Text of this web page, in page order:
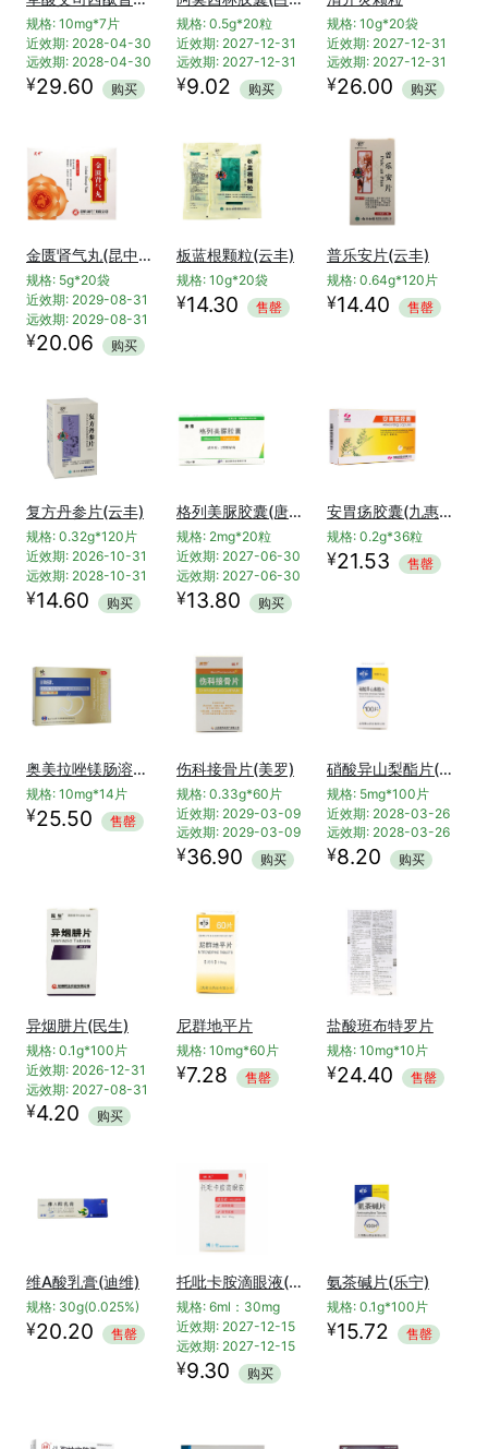
规格: 10mg*7片
近效期: 2028-04-30
远效期: 2028-04-30
¥29.60 购买
规格: 0.5g*20粒
近效期: 2027-12-31
远效期: 2027-12-31
¥9.02 购买
规格: 10g*20袋
近效期: 2027-12-31
远效期: 2027-12-31
¥26.00 购买
金匮肾气丸(昆中药)
规格: 5g*20袋
近效期: 2029-08-31
远效期: 2029-08-31
¥20.06 购买
板蓝根颗粒(云丰)
规格: 10g*20袋
¥14.30 售罄
普乐安片(云丰)
规格: 0.64g*120片
¥14.40 售罄
复方丹参片(云丰)
规格: 0.32g*120片
近效期: 2026-10-31
远效期: 2028-10-31
¥14.60 购买
格列美脲胶囊(唐弗)
规格: 2mg*20粒
近效期: 2027-06-30
远效期: 2027-06-30
¥13.80 购买
安胃疡胶囊(九惠药业)
规格: 0.2g*36粒
¥21.53 售罄
奥美拉唑镁肠溶片(金斯达舒)
规格: 10mg*14片
¥25.50 售罄
伤科接骨片(美罗)
规格: 0.33g*60片
近效期: 2029-03-09
远效期: 2029-03-09
¥36.90 购买
硝酸异山梨酯片(乐宁)
规格: 5mg*100片
近效期: 2028-03-26
远效期: 2028-03-26
¥8.20 购买
异烟肼片(民生)
规格: 0.1g*100片
近效期: 2026-12-31
远效期: 2027-08-31
¥4.20 购买
尼群地平片
规格: 10mg*60片
¥7.28 售罄
盐酸班布特罗片
规格: 10mg*10片
¥24.40 售罄
维A酸乳膏(迪维)
规格: 30g(0.025%)
¥20.20 售罄
托吡卡胺滴眼液(润正)
规格: 6ml：30mg
近效期: 2027-12-15
远效期: 2027-12-15
¥9.30 购买
氨茶碱片(乐宁)
规格: 0.1g*100片
¥15.72 售罄